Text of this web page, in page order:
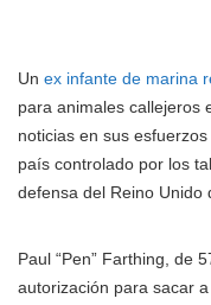
Un ex infante de marina
para animales callejeros
noticias en sus
país controlado por los
defensa del Reino Unido
Paul “Pen” Farthing, de
autorización para sacar